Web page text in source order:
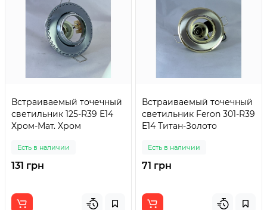
Встраиваемый точечный
светильник 125-R39 E14
Хром-Мат. Хром
Есть в наличии
131 грн
Встраиваемый точечный
светильник Feron 301-R39
E14 Титан-Золото
Есть в наличии
71 грн